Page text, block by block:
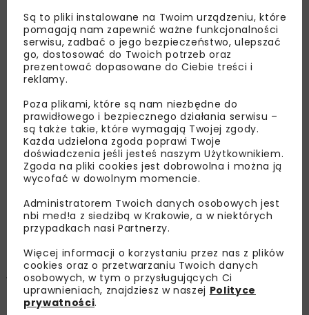
Artur Popko, fot. Budimex
Pan Artur Popko jest absolwentem Białostockiego
Wydziału Budownictwa o specjalności Budownictwo
Komunikacyjne. W latach 2000-2002 pracował jako
Inżynier Budowy w Przedsiębiorstwie Drogowo-Mostowym
Olecko, następnie do 2004 jako kierownik budowy
Są to pliki instalowane na Twoim urządzeniu, które
pomagają nam zapewnić ważne funkcjonalności
serwisu, zadbać o jego bezpieczeństwo, ulepszać
go, dostosować do Twoich potrzeb oraz
prezentować dopasowane do Ciebie treści i
reklamy.
Poza plikami, które są nam niezbędne do
prawidłowego i bezpiecznego działania serwisu –
są także takie, które wymagają Twojej zgody.
Każda udzielona zgoda poprawi Twoje
doświadczenia jeśli jesteś naszym Użytkownikiem.
Zgoda na pliki cookies jest dobrowolna i można ją
wycofać w dowolnym momencie.
Administratorem Twoich danych osobowych jest
nbi med!a z siedzibą w Krakowie, a w niektórych
przypadkach nasi Partnerzy.
Więcej informacji o korzystaniu przez nas z plików
cookies oraz o przetwarzaniu Twoich danych
osobowych, w tym o przysługujących Ci
uprawnieniach, znajdziesz w naszej Polityce
prywatności.